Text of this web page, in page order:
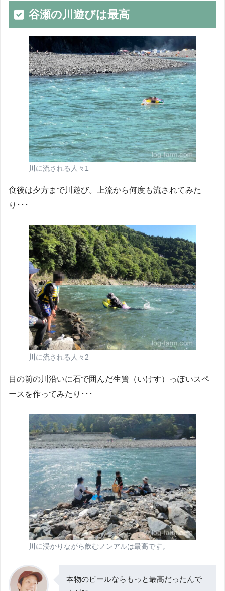
谷瀬の川遊びは最高
川に流される人々1
食後は夕方まで川遊び。上流から何度も流されてみた
り･･･
川に流される人々2
目の前の川沿いに石で囲んだ生簀（いけす）っぽいスペ
ースを作ってみたり･･･
川に浸かりながら飲むノンアルは最高です。
本物のビールならもっと最高だったんで